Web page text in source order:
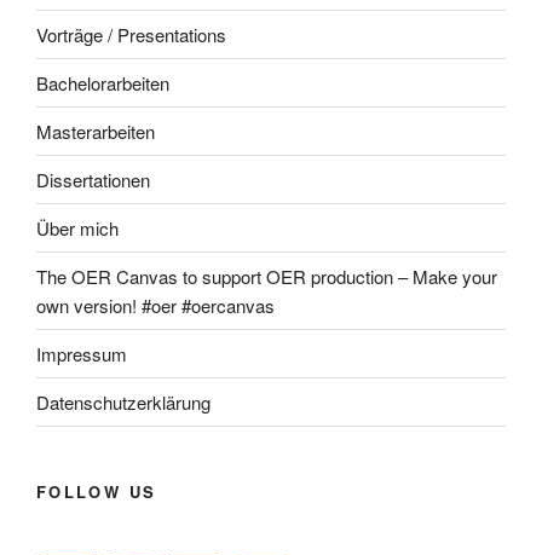
Vorträge / Presentations
Bachelorarbeiten
Masterarbeiten
Dissertationen
Über mich
The OER Canvas to support OER production – Make your
own version! #oer #oercanvas
Impressum
Datenschutzerklärung
FOLLOW US